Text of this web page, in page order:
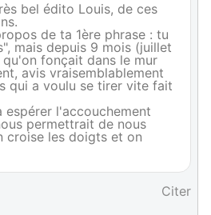
bel édito Louis, de ces
de ta 1ère phrase : tu
mais depuis 9 mois (juillet
fonçait dans le mur
avis vraisemblablement
qui a voulu se tirer vite fait
espérer l'accouchement
permettrait de nous
croise les doigts et on
Citer